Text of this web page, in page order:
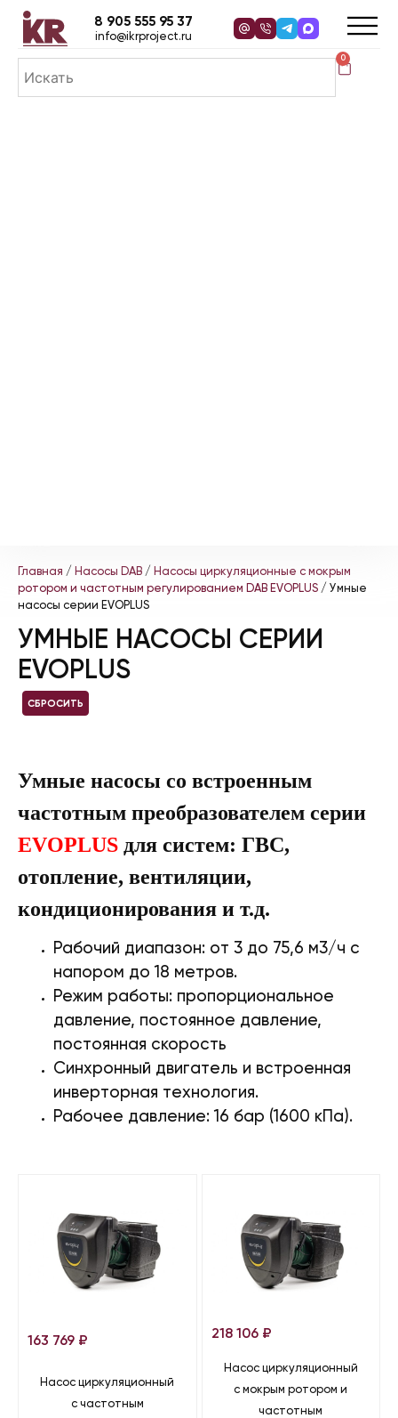
0
8 905 555 95 37
info@ikrproject.ru
Главная / Насосы DAB / Насосы циркуляционные с мокрым
ротором и частотным регулированием DAB EVOPLUS / Умные
насосы серии EVOPLUS
УМНЫЕ НАСОСЫ СЕРИИ
EVOPLUS
СБРОСИТЬ
Умные насосы со встроенным
частотным преобразователем серии
EVOPLUS для систем: ГВС,
отопление, вентиляции,
кондиционирования и т.д.
Рабочий диапазон: от 3 до 75,6 м3/ч с
напором до 18 метров.
Режим работы: пропорциональное
давление, постоянное давление,
постоянная скорость
Синхронный двигатель и встроенная
инверторная технология.
Рабочее давление: 16 бар (1600 кПа).
163 769 ₽
Насос циркуляционный
с частотным
218 106 ₽
Насос циркуляционный
с мокрым ротором и
частотным